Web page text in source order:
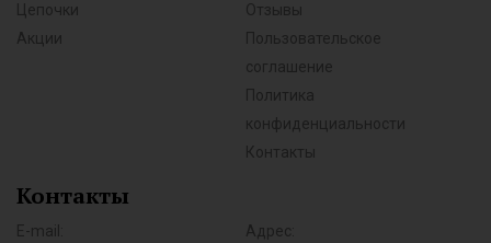
Цепочки
Акции
Отзывы
Пользовательское
соглашение
Политика
конфиденциальности
Контакты
Контакты
E-mail: Адрес: